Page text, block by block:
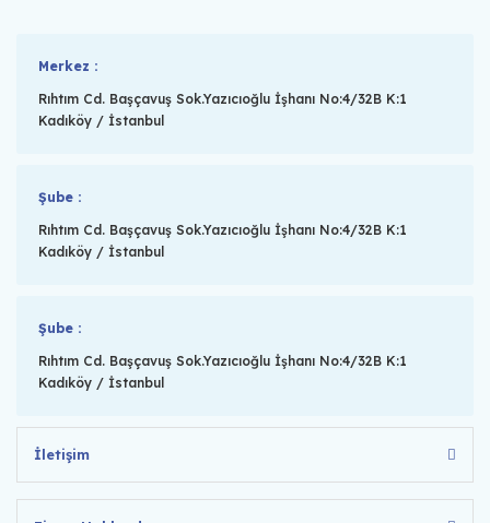
Merkez :
Rıhtım Cd. Başçavuş Sok.Yazıcıoğlu İşhanı No:4/32B K:1
Kadıköy / İstanbul
Şube :
Rıhtım Cd. Başçavuş Sok.Yazıcıoğlu İşhanı No:4/32B K:1
Kadıköy / İstanbul
Şube :
Rıhtım Cd. Başçavuş Sok.Yazıcıoğlu İşhanı No:4/32B K:1
Kadıköy / İstanbul
İletişim